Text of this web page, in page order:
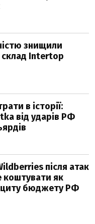
знищили
склад Intertop
в історії:
від ударів РФ
після атак
коштувати як
бюджету РФ